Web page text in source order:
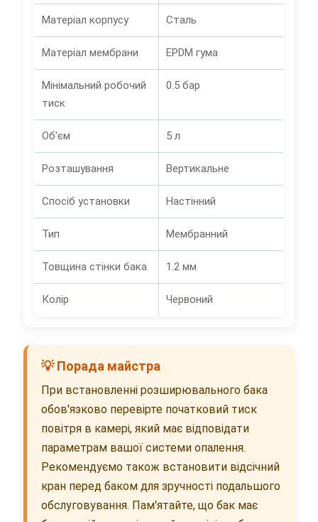
Матеріал корпусу Сталь
Матеріал мембрани EPDM гума
Мінімальний робочий
тиск
0.5 бар
Об'єм 5 л
Розташування Вертикальне
Спосіб установки Настінний
Тип Мембранний
Товщина стінки бака 1.2 мм
Колір Червоний
💡 Порада майстра
При встановленні розширювального бака
обов'язково перевірте початковий тиск
повітря в камері, який має відповідати
параметрам вашої системи опалення.
Рекомендуємо також встановити відсічний
кран перед баком для зручності подальшого
обслуговування. Пам'ятайте, що бак має